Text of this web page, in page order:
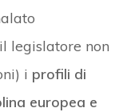
legislatore non
i profili di
europea e